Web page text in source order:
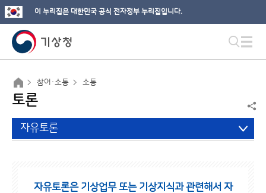
이 누리집은 대한민국 공식 전자정부 누리집입니다.
참여·소통 소통
토론
자유토론
자유토론은 기상업무 또는 기상지식과 관련해서 자